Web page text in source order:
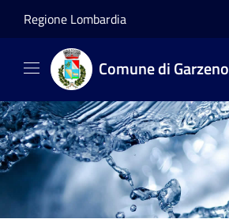
Regione Lombardia
Comune di Garzeno